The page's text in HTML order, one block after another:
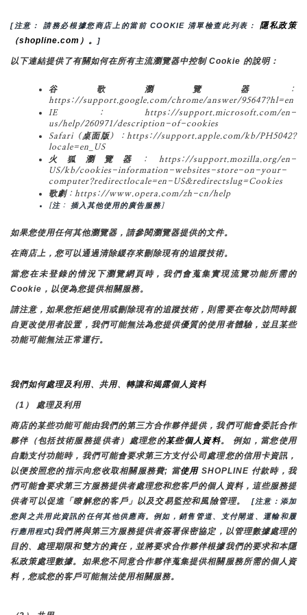
[注意： 請務必根據您商店上的當前 COOKIE 清單檢查此列表： 隱私政策
（shopline.com）。
]
以下連結提供了有關如何在所有主流瀏覽器中控制 Cookie 的說明：
谷歌瀏覽器：
https://support.google.com/chrome/answer/95647?hl=en
IE：https://support.microsoft.com/en-
us/help/260971/description-of-cookies
Safari（桌面版）：https://support.apple.com/kb/PH5042?
locale=en_US
火狐瀏覽器：https://support.mozilla.org/en-
US/kb/cookies-information-websites-store-on-your-
computer?redirectlocale=en-US&redirectslug=Cookies
歌劇：https://www.opera.com/zh-cn/help
[注： 插入其他使用的廣告服務]
如果您使用任何其他瀏覽器，請參閱瀏覽器提供的文件。
在商店上，您可以通過清除緩存來刪除現有的追蹤技術。
當您在未登錄的情況下瀏覽網頁時，我們會蒐集實現流覽功能所需的
Cookie，以便為您提供相關服務。
請注意，如果您拒絕使用或刪除現有的追蹤技術，則需要在每次訪問時親
自更改使用者設置，我們可能無法為您提供優質的使用者體驗，並且某些
功能可能無法正常運行。
我們如何處理及利用、共用、轉讓和揭露個人資料
（1） 處理及利用
商店的某些功能可能由我們的第三方合作夥伴提供，我們可能會委託合作
夥伴（包括技術服務提供者）處理您的某些個人資料。 例如，當您使用
自動支付功能時，我們可能會要求第三方支付公司處理您的信用卡資訊，
以便按照您的指示向您收取相關服務費; 當使用 SHOPLINE 付款時，我
們可能會要求第三方服務提供者處理您和您客戶的個人資料，這些服務提
供者可以促進「瞭解您的客戶」以及交易監控和風險管理。
[注意：添加
您與之共用此資訊的任何其他供應商。例如，銷售管道、支付閘道、運輸和履
行應用程式]我們將與第三方服務提供者簽署保密協定，以管理數據處理的
目的、處理期限和雙方的責任，並將要求合作夥伴根據我們的要求和本隱
私政策處理數據。如果您不同意合作夥伴蒐集提供相關服務所需的個人資
料，您或您的客戶可能無法使用相關服務。